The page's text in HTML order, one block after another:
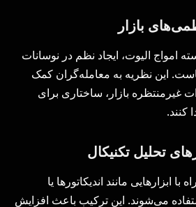
بازار
امواج الیوت، ایجاد نظم در نوسانات
این نظریه به معامله‌گران کمک
غیرمنتظره بازار، ساختاری برای
کنند.
تحلیل تکنیکال
ابزارهایی مانند اندیکاتورها یا
می‌شوند. این ترکیب باعث افزایش